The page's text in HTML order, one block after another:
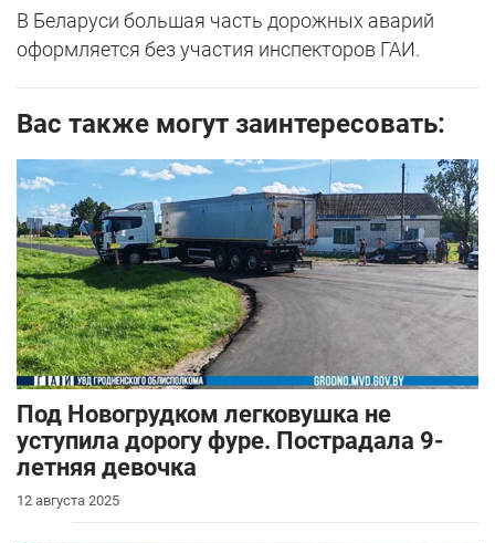
В Беларуси большая часть дорожных аварий
оформляется без участия инспекторов ГАИ.
Вас также могут заинтересовать:
Под Новогрудком легковушка не
уступила дорогу фуре. Пострадала 9-
летняя девочка
12 августа 2025